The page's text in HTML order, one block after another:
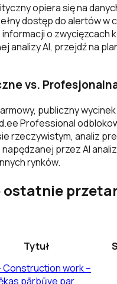
opiera się na
dostęp do alertów w
o zwycięzcach
analizy AI, przejdź na
vs.
publiczny
Professional
rzeczywistym, analiz
przez AI
rynków.
ostatnie
Tytuł
Construction work –
pārbūve par